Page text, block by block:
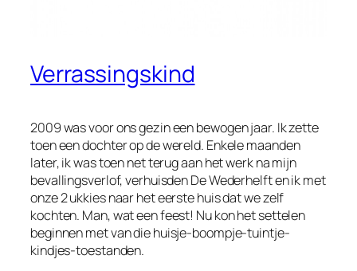
Verrassingskind
2009 was voor ons gezin een bewogen jaar. Ik zette
toen een dochter op de wereld. Enkele maanden
later, ik was toen net terug aan het werk na mijn
bevallingsverlof, verhuisden De Wederhelft en ik met
onze 2 ukkies naar het eerste huis dat we zelf
kochten. Man, wat een feest! Nu kon het settelen
beginnen met van die huisje-boompje-tuintje-
kindjes-toestanden.